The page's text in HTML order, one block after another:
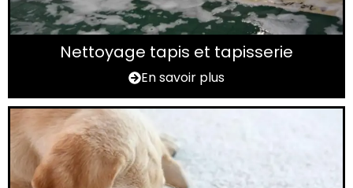
Nettoyage tapis et tapisserie
En savoir plus